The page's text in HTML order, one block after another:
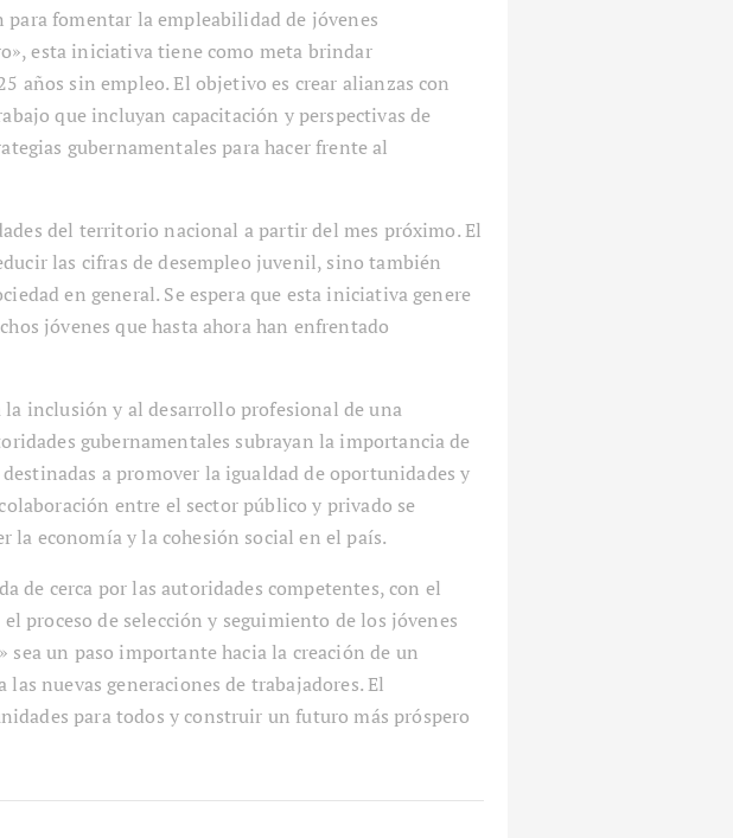
fomentar la empleabilidad de jóvenes
esta iniciativa tiene como meta brindar
años sin empleo. El objetivo es crear alianzas con
que incluyan capacitación y perspectivas de
gubernamentales para hacer frente al
del territorio nacional a partir del mes próximo. El
las cifras de desempleo juvenil, sino también
en general. Se espera que esta iniciativa genere
jóvenes que hasta ahora han enfrentado
inclusión y al desarrollo profesional de una
gubernamentales subrayan la importancia de
a promover la igualdad de oportunidades y
entre el sector público y privado se
la economía y la cohesión social en el país.
de cerca por las autoridades competentes, con el
proceso de selección y seguimiento de los jóvenes
un paso importante hacia la creación de un
nuevas generaciones de trabajadores. El
para todos y construir un futuro más próspero